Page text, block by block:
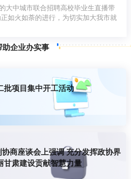
大中城市联合招聘高校毕业生直播带
如火如荼的进行，为切实加大我市就
助企业办实事
批项目集中开工活动
商座谈会上强调 充分发挥政协界
甘肃建设贡献智慧力量